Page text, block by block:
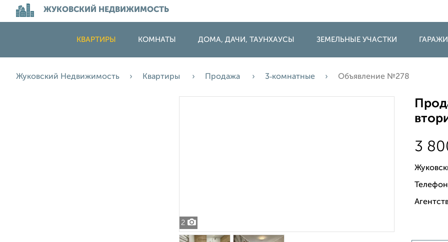
ЖУКОВСКИЙ НЕДВИЖИМОСТЬ
КВАРТИРЫ КОМНАТЫ ДОМА, ДАЧИ, ТАУНХАУСЫ ЗЕМЕЛЬНЫЕ УЧАСТКИ
Жуковский Недвижимость Квартиры Продажа 3‑комнатные Объявление №278
2
3